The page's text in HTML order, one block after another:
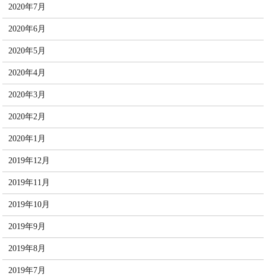
2020年7月
2020年6月
2020年5月
2020年4月
2020年3月
2020年2月
2020年1月
2019年12月
2019年11月
2019年10月
2019年9月
2019年8月
2019年7月